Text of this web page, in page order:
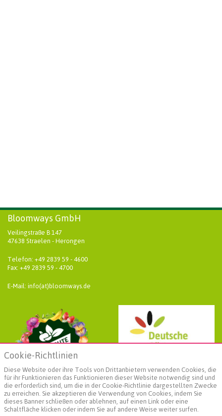
Bloomways GmbH
Veilingstraße B 147
47638 Straelen - Herongen
Telefon: +49 2839 59 - 4600
Fax: +49 2839 59 - 4700
E-Mail: info(at)bloomways.de
Weiterführende Informationen
Cookie-Richtlinien
Diese Website oder ihre Tools von Drittanbietern verwenden Cookies, die
für ihr Funktionieren das Funktionieren dieser Website notwendig sind und
die erforderlich sind, um die in der Cookie-Richtlinie dargestellten Zwecke
zu erreichen. Sie akzeptieren die Verwendung von Cookies, indem Sie
dieses Banner schließen oder ablehnen, auf einen Link oder eine
Schaltfläche klicken oder indem Sie auf andere Weise weiter surfen.